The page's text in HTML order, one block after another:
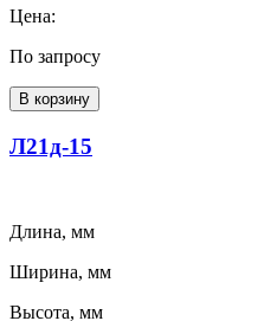
Цена:
По запросу
В корзину
Л21д-15
Длина, мм
Ширина, мм
Высота, мм